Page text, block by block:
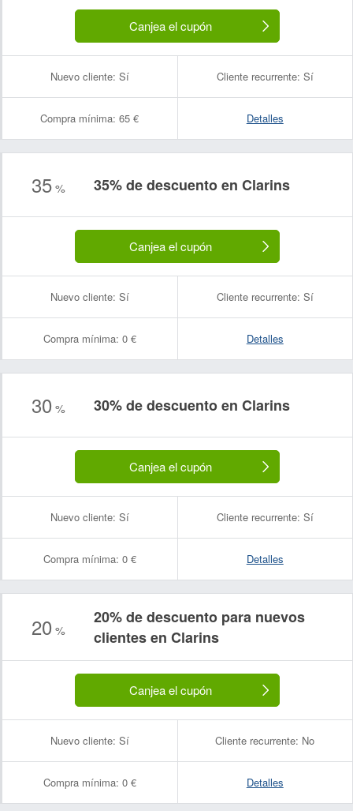
Canjea el cupón
Nuevo cliente: Sí Cliente recurrente: Sí
Compra mínima: 65 € Detalles
35 % 35% de descuento en Clarins
Canjea el cupón
Nuevo cliente: Sí Cliente recurrente: Sí
Compra mínima: 0 € Detalles
30 % 30% de descuento en Clarins
Canjea el cupón
Nuevo cliente: Sí Cliente recurrente: Sí
Compra mínima: 0 € Detalles
20 %
20% de descuento para nuevos
clientes en Clarins
Canjea el cupón
Nuevo cliente: Sí Cliente recurrente: No
Compra mínima: 0 € Detalles